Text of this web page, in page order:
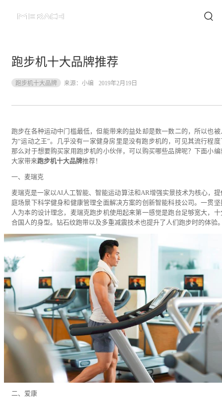
跑步机十大品牌推荐
跑步机十大品牌 来源： 小编 2019年2月19日
跑步在各种运动中门槛最低，但能带来的益处却是数一数二的，所以也被
为“运动之王”。几乎没有一家健身房里是没有跑步机的，可见其流行程度
那么对于想要购买家用跑步机的小伙伴，可以购买哪些品牌呢？下面小编
大家带来跑步机十大品牌推荐！
一、麦瑞克
麦瑞克是一家以AI人工智能、智能运动算法和AR增强实景技术为核心，提
庭场景下科学健身和健康管理全面解决方案的创新智能科技公司。一贯坚
人为本的设计理念，麦瑞克跑步机使用起来第一感觉是跑台足够宽大，十
合国人的身型。钻石纹跑带以及多重减震技术也提升了人们跑步时的体验
二、爱康